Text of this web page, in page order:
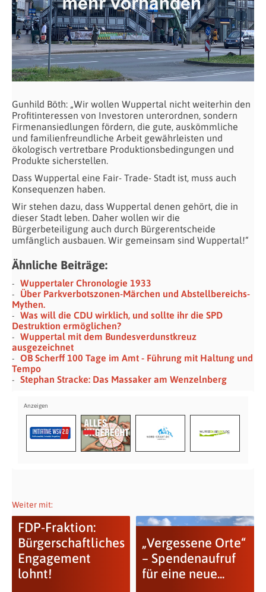
Gunhild Böth: „Wir wollen Wuppertal nicht weiterhin den
Profitinteressen von Investoren unterordnen, sondern
Firmenansiedlungen fördern, die gute, auskömmliche
und familienfreundliche Arbeit gewährleisten und
ökologisch vertretbare Produktionsbedingungen und
Produkte sicherstellen.
Dass Wuppertal eine Fair- Trade- Stadt ist, muss auch
Konsequenzen haben.
Wir stehen dazu, dass Wuppertal denen gehört, die in
dieser Stadt leben. Daher wollen wir die
Bürgerbeteiligung auch durch Bürgerentscheide
umfänglich ausbauen. Wir gemeinsam sind Wuppertal!“
Ähnliche Beiträge:
Wuppertaler Chronologie 1933
Über Parkverbotszonen-Märchen und Abstellbereichs-
Mythen.
Was will die CDU wirklich, und sollte ihr die SPD
Destruktion ermöglichen?
Wuppertal mit dem Bundesverdunstkreuz
ausgezeichnet
OB Scherff 100 Tage im Amt - Führung mit Haltung und
Tempo
Stephan Stracke: Das Massaker am Wenzelnberg
Weiter mit:
FDP-Fraktion:
Bürgerschaftliches
Engagement
lohnt!
„Vergessene Orte“
– Spendenaufruf
für eine neue...